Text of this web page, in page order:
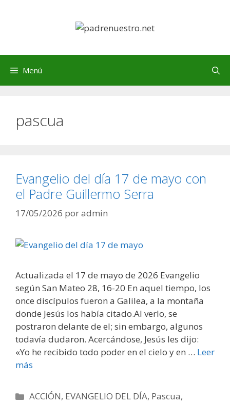
Menú
pascua
Evangelio del día 17 de mayo con
el Padre Guillermo Serra
17/05/2026 poradmin
Actualizada el 17 de mayo de 2026 Evangelio
según San Mateo 28, 16-20 En aquel tiempo, los
once discípulos fueron a Galilea, a la montaña
donde Jesús los había citado.Al verlo, se
postraron delante de el; sin embargo, algunos
todavía dudaron. Acercándose, Jesús les dijo:
«Yo he recibido todo poder en el cielo y en … Leer
más
Categorías
ACCIÓN, EVANGELIO DEL DÍA, Pascua,